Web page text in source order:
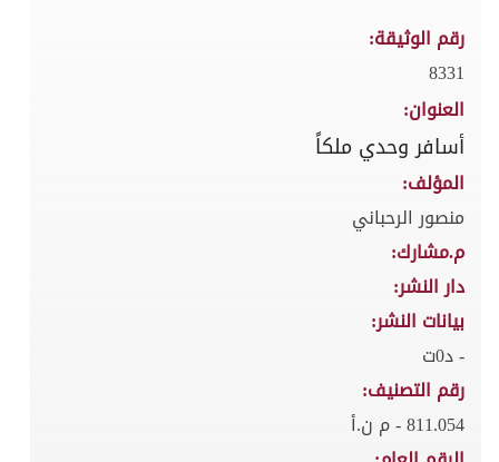
رقم الوثيقة:
8331
العنوان:
أسافر وحدي ملكاً
المؤلف:
منصور الرحباني
م.مشارك:
دار النشر:
بيانات النشر:
- د0ت
رقم التصنيف:
811.054 - م ن.أ